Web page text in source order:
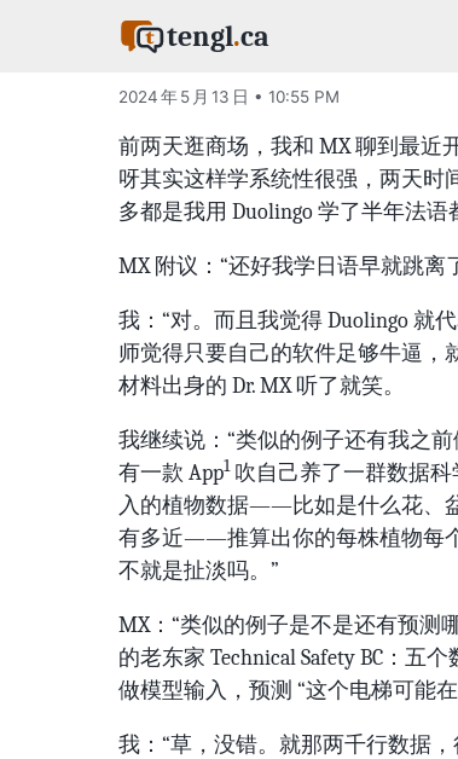
tengl.ca
2024 年 5 月 13 日 • 10:55 PM
前两天逛商场，我和 MX 聊到最近
呀其实这样学系统性很强，两天时
多都是我用 Duolingo 学了半年法语
MX 附议：“还好我学日语早就跳离
我：“对。而且我觉得 Duolingo 就
师觉得只要自己的软件足够牛逼，
材料出身的 Dr. MX 听了就笑。
我继续说：“类似的例子还有我之
有一款 App1吹自己养了一群数据科
入的植物数据——比如是什么花、
有多近——推算出你的每株植物每
不就是扯淡吗。”
MX：“类似的例子是不是还有预测
的老东家 Technical Safety BC：五
做模型输入，预测 “这个电梯可能
我：“草，没错。就那两千行数据